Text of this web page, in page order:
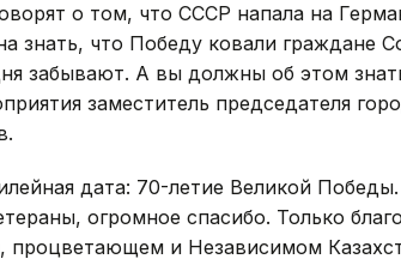
о том, что СССР напала на
знать, что Победу ковали граждане
забывают. А вы должны об этом
заместитель председателя
дата: 70-летие Великой
огромное спасибо. Только
и Независимом